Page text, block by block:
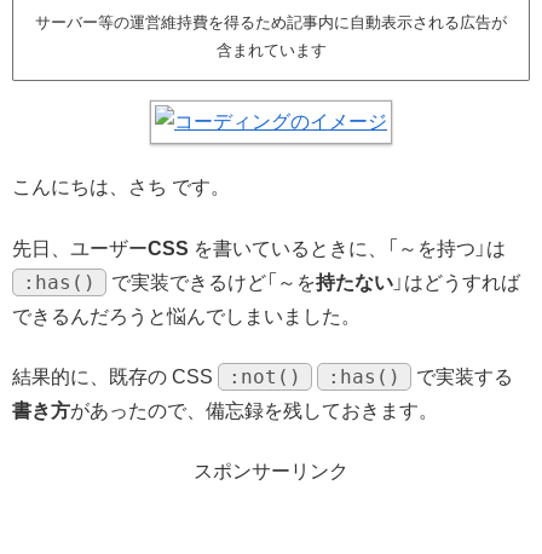
サーバー等の運営維持費を得るため記事内に自動表示される広告が
含まれています
こんにちは、さち です。
先日、ユーザーCSS を書いているときに、「～を持つ」は
:has() で実装できるけど「～を持たない 」はどうすれば
できるんだろうと悩んでしまいました。
結果的に、既存の CSS :not() :has()
で実装する
書き方があったので、備忘録を残しておきます。
スポンサーリンク